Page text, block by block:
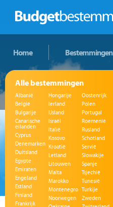
Home Bestemmingen
Alle bestemmingen
Albanië
België
Bulgarije
Canarische
eilanden
Cyprus
Denemarken
Duitsland
Egypte
Emiraten
Engeland
Estland
Finland
Frankrijk
Hongarije
Ierland
IJsland
Israël
Italië
Kosovo
Kroatië
Letland
Litouwen
Malta
Marokko
Montenegro
Noorwegen
Oostenrijk
Polen
Portugal
Roemenië
Rusland
Schotland
Servië
Slowakije
Spanje
Tsjechië
Tunesië
Turkije
Zweden